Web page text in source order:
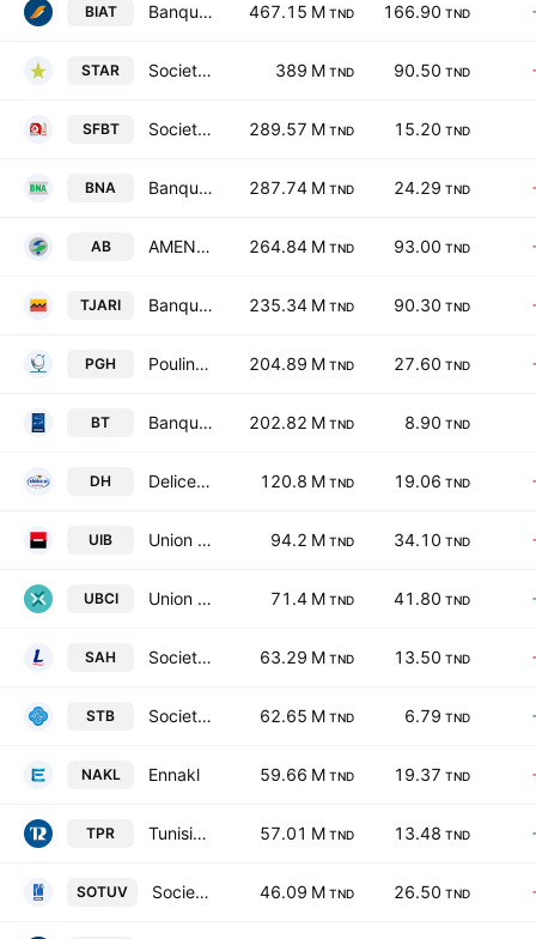
BIAT Banque Internationale Arabe de Tunisie SA 467.15 M TND 166.90 TND
STAR Societe Tunisienne d'Assurances et de Reassurances 389 M TND 90.50 TND
SFBT Societe de Fabrication des Boissons de Tunisie SA 289.57 M TND 15.20 TND
BNA Banque Nationale Agricole 287.74 M TND 24.29 TND
AB AMEN BANK SA 264.84 M TND 93.00 TND
TJARI Banque Attijari de Tunisie SA 235.34 M TND 90.30 TND
PGH Poulina Group Holding SA 204.89 M TND 27.60 TND
BT Banque de Tunisie SA 202.82 M TND 8.90 TND
DH Delice Holding SA 120.8 M TND 19.06 TND
UIB Union Internationale de Banques 94.2 M TND 34.10 TND
UBCI Union Bancaire pour le Commerce et l'Industrie SA 71.4 M TND 41.80 TND
SAH Societe d'Articles Hygieniques SA 63.29 M TND 13.50 TND
STB Societe Tunisienne de Banque 62.65 M TND 6.79 TND
NAKL Ennakl 59.66 M TND 19.37 TND
TPR Tunisie Profiles Aluminium 57.01 M TND 13.48 TND
SOTUV Societe Tunisienne de Verreries SA 46.09 M TND 26.50 TND